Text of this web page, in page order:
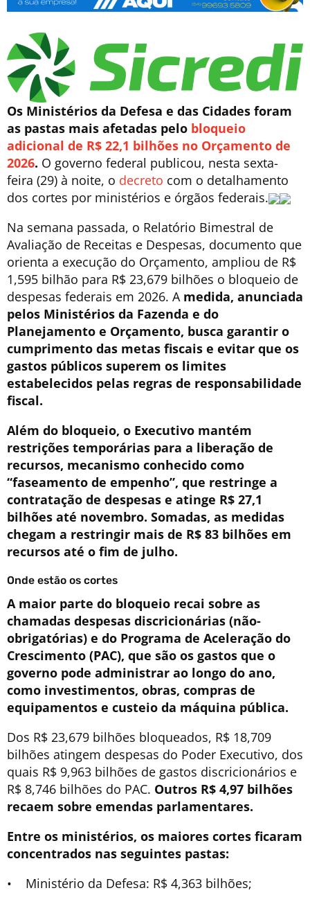
Os Ministérios da Defesa e das Cidades foram
as pastas mais afetadas pelo bloqueio
adicional de R$ 22,1 bilhões no Orçamento de
2026. O governo federal publicou, nesta sexta-
feira (29) à noite, o decreto com o detalhamento
dos cortes por ministérios e órgãos federais.
Na semana passada, o Relatório Bimestral de
Avaliação de Receitas e Despesas, documento que
orienta a execução do Orçamento, ampliou de R$
1,595 bilhão para R$ 23,679 bilhões o bloqueio de
despesas federais em 2026. A medida, anunciada
pelos Ministérios da Fazenda e do
Planejamento e Orçamento, busca garantir o
cumprimento das metas fiscais e evitar que os
gastos públicos superem os limites
estabelecidos pelas regras de responsabilidade
fiscal.
Além do bloqueio, o Executivo mantém
restrições temporárias para a liberação de
recursos, mecanismo conhecido como
“faseamento de empenho”, que restringe a
contratação de despesas e atinge R$ 27,1
bilhões até novembro. Somadas, as medidas
chegam a restringir mais de R$ 83 bilhões em
recursos até o fim de julho.
Onde estão os cortes
A maior parte do bloqueio recai sobre as
chamadas despesas discricionárias (não-
obrigatórias) e do Programa de Aceleração do
Crescimento (PAC), que são os gastos que o
governo pode administrar ao longo do ano,
como investimentos, obras, compras de
equipamentos e custeio da máquina pública.
Dos R$ 23,679 bilhões bloqueados, R$ 18,709
bilhões atingem despesas do Poder Executivo, dos
quais R$ 9,963 bilhões de gastos discricionários e
R$ 8,746 bilhões do PAC. Outros R$ 4,97 bilhões
recaem sobre emendas parlamentares.
Entre os ministérios, os maiores cortes ficaram
concentrados nas seguintes pastas:
• Ministério da Defesa: R$ 4,363 bilhões;